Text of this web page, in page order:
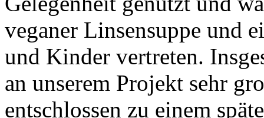
veganer Linsensuppe und
und Kinder vertreten.
an unserem Projekt sehr
entschlossen zu einem